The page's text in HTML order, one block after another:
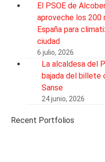
El PSOE de
aproveche los 200
España para
ciudad
6 julio, 2026
La alcaldesa del
bajada del billete
Sanse
24 junio, 2026
Recent Portfolios